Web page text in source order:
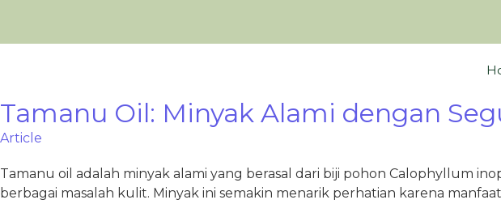
Tamanu Oil: Minyak Alami dengan
Article
Tamanu oil adalah minyak alami yang berasal dari biji pohon Calophyllum
berbagai masalah kulit. Minyak ini semakin menarik perhatian karena